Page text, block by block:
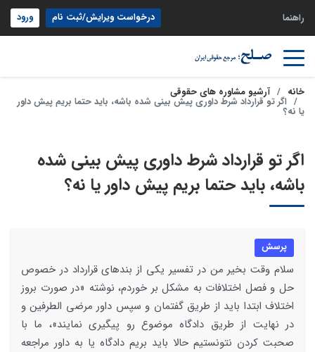
راهنما درخواست ویرایش/ثبت نام ورود
خانه آرشیو مشاوره های حقوقی
اگر تو قرارداد شرط داوری پیش بینی شده باشه، باید حتما بریم پیش داور
یا نه؟
اگر تو قرارداد شرط داوری پیش بینی شده
باشه، باید حتما بریم پیش داور یا نه؟
پرسش
سلام وقت بخیر من در تفسیر یکی از بندهای قرارداد در خصوص
حل و فصل اختلافات به مشکل بر خوردم، نوشته «در صورت بروز
اختلاف ابتدا باید از طریق گفتمان و سپس داور مرضی الطرفین و
در نهایت از طریق دادگاه موضوع رو پیگیری نمایند»، ما با
صحبت کردن نتونستیم حالا باید بریم دادگاه یا به داور مراجعه